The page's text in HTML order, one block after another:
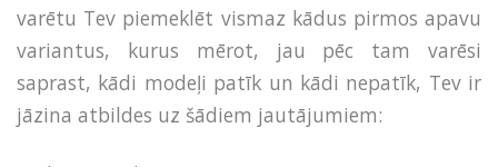
varētu Tev piemeklēt vismaz kādus pirmos apavu
variantus, kurus mērot, jau pēc tam varēsi
saprast, kādi modeļi patīk un kādi nepatīk, Tev ir
jāzina atbildes uz šādiem jautājumiem: